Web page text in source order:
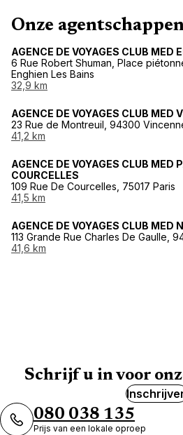
Onze
AGENCE DE VOYAGES CLUB MED
6 Rue Robert Shuman, Place
Enghien Les Bains
32,9 km
AGENCE DE VOYAGES CLUB MED
23 Rue de Montreuil, 94300
41,2 km
AGENCE DE VOYAGES CLUB MED
COURCELLES
109 Rue De Courcelles, 75017 Paris
41,5 km
AGENCE DE VOYAGES CLUB MED
113 Grande Rue Charles De Gaulle,
41,6 km
Schrijf u in voor
080 038 135
Prijs van een lokale oproep